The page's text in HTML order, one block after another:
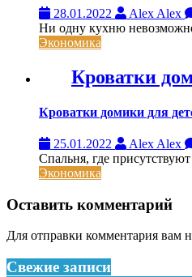
28.01.2022 Alex Alex
Ни одну кухню невозможно
Экономика
Кроватки
Кроватки домики для
25.01.2022 Alex Alex
Спальня, где
Экономика
Оставить комментарий
Для отправки комментария вам
Свежие записи